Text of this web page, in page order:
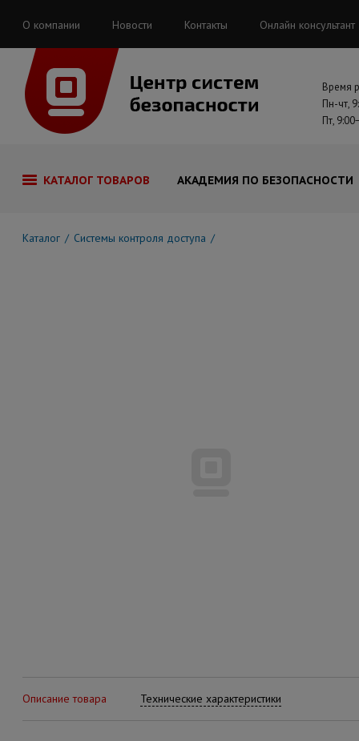
О компании Новости Контакты Онлайн консультант
Время
Пн-чт,
Пт,
КАТАЛОГ ТОВАРОВ АКАДЕМИЯ ПО БЕЗОПАСНОСТИ
Каталог Системы контроля доступа
Описание товара Технические характеристики